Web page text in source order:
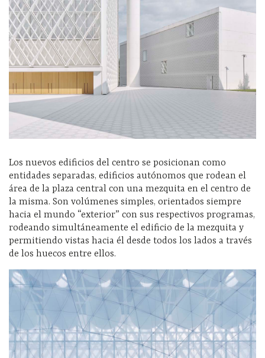
Los nuevos edificios del centro se posicionan como
entidades separadas, edificios autónomos que rodean el
área de la plaza central con una mezquita en el centro de
la misma. Son volúmenes simples, orientados siempre
hacia el mundo “exterior” con sus respectivos programas,
rodeando simultáneamente el edificio de la mezquita y
permitiendo vistas hacia él desde todos los lados a través
de los huecos entre ellos.